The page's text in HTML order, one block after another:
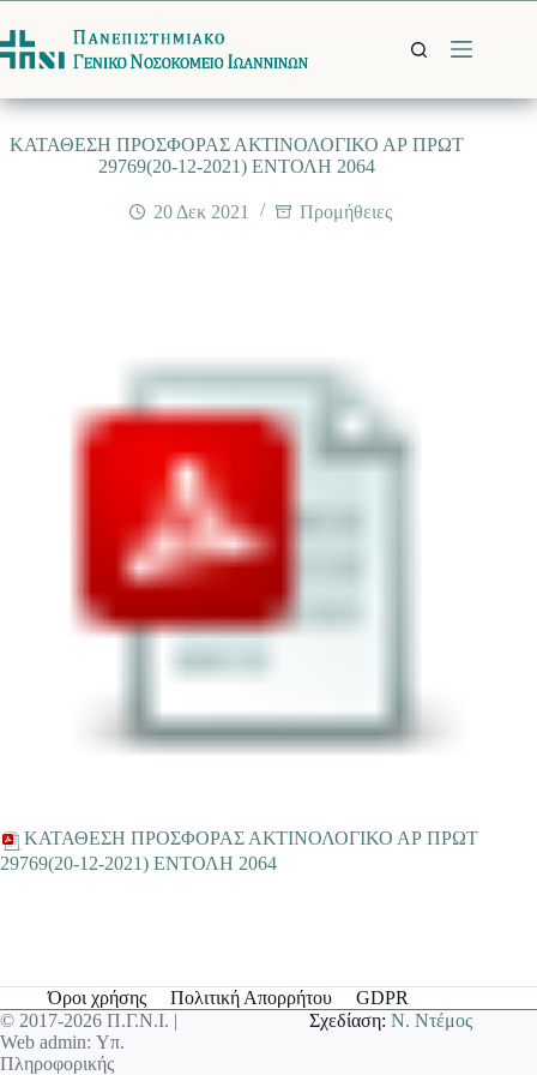
στο
περιεχόμενο
ΚΑΤΑΘΕΣΗ ΠΡΟΣΦΟΡΑΣ ΑΚΤΙΝΟΛΟΓΙΚΟ ΑΡ ΠΡΩΤ
29769(20-12-2021) ΕΝΤΟΛΗ 2064
20 Δεκ 2021 Προμήθειες
ΚΑΤΑΘΕΣΗ ΠΡΟΣΦΟΡΑΣ ΑΚΤΙΝΟΛΟΓΙΚΟ ΑΡ ΠΡΩΤ
29769(20-12-2021) ΕΝΤΟΛΗ 2064
Όροι χρήσης Πολιτική Απορρήτου
GDPR
© 2017-2026 Π.Γ.Ν.Ι. |
Web admin: Υπ.
Πληροφορικής
Σχεδίαση:Ν. Ντέμος